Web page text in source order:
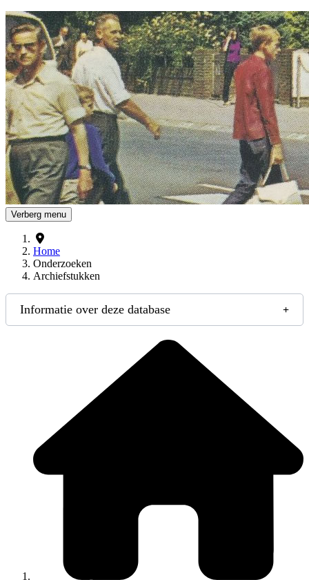
Drents Archief
Verberg menu
Home
Onderzoeken
Archiefstukken
Informatie over deze database